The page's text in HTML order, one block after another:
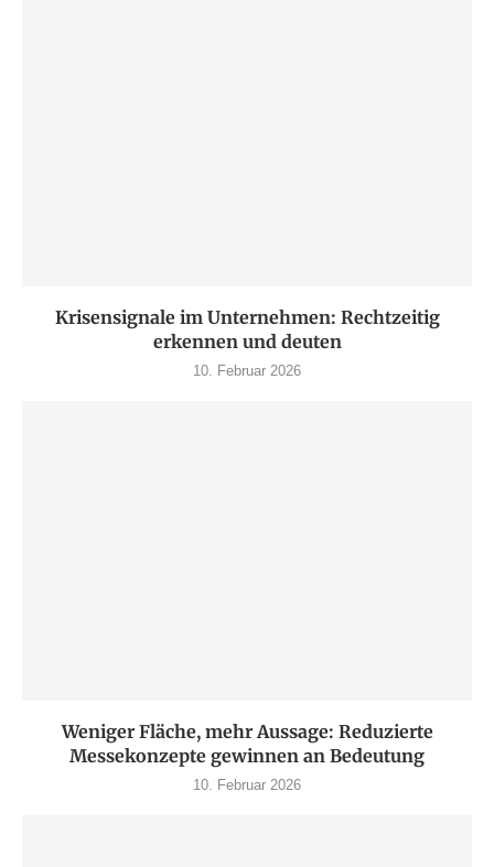
Krisensignale im Unternehmen: Rechtzeitig
erkennen und deuten
10. Februar 2026
Weniger Fläche, mehr Aussage: Reduzierte
Messekonzepte gewinnen an Bedeutung
10. Februar 2026